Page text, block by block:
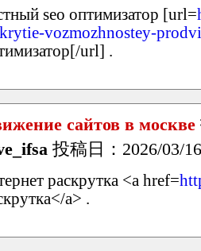
seo оптимизатор [url=
vozmozhnostey-
url] .
сайтов в москве
投稿日：2026/03/
раскрутка <a href=
a> .